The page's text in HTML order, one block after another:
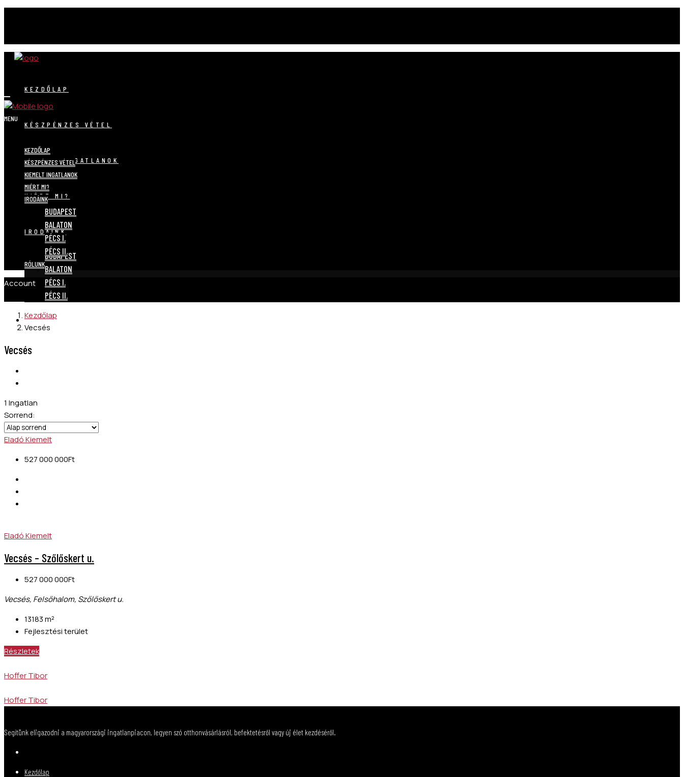
KEZDŐLAP
KÉSZPÉNZES VÉTEL
KIEMELT INGATLANOK
MIÉRT MI?
IRODÁINK
BUDAPEST
BALATON
PÉCS I.
PÉCS II.
RÓLUNK
MENU
KEZDŐLAP
KÉSZPÉNZES VÉTEL
KIEMELT INGATLANOK
MIÉRT MI?
IRODÁINK
BUDAPEST
BALATON
PÉCS I.
PÉCS II.
RÓLUNK
Account
Kezdőlap
Vecsés
Vecsés
1 Ingatlan
Sorrend:
EladóKiemelt
527 000 000Ft
EladóKiemelt
Vecsés – Szőlőskert u.
527 000 000Ft
Vecsés, Felsőhalom, Szőlőskert u.
13183m²
Fejlesztési terület
Részletek
Hoffer Tibor
Hoffer Tibor
Segítünk eligazodni a magyarországi ingatlanpiacon, legyen szó otthonvásárlásról, befektetésről vagy új élet kezdéséről.
Kezdőlap